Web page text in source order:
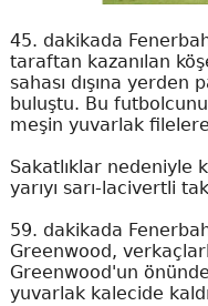
45. dakikada
taraftan kazanılan
sahası dışına yerden
buluştu. Bu
meşin yuvarlak
Sakatlıklar nedeniyle
yarıyı sarı-lacivertli
59. dakikada
Greenwood,
Greenwood'un
yuvarlak kalecide